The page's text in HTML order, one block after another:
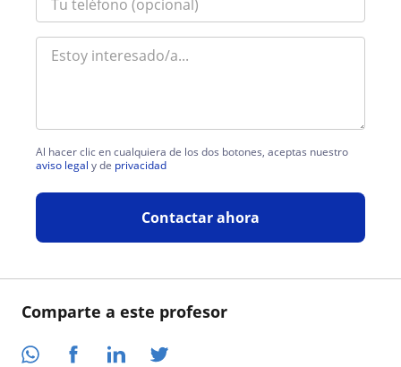
Comparte a este profesor
Al hacer clic en cualquiera de los dos botones, aceptas nuestro
aviso legal y de privacidad
Contactar ahora